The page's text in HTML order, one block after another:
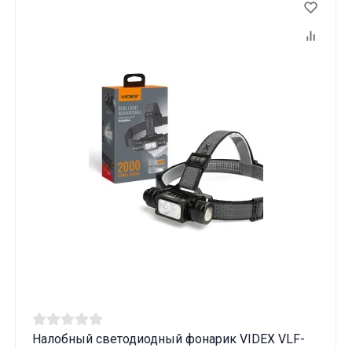
Налобный светодиодный фонарик VIDEX VLF-